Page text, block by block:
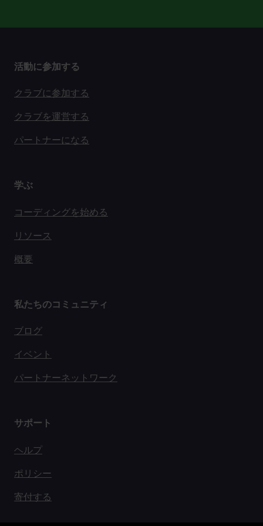
活動に参加する
クラブに参加する
クラブを運営する
パートナーになる
学ぶ
コーディングを始める
リソース
概要
私たちのコミュニティ
ブログ
イベント
パートナーネットワーク
サポート
ヘルプ
ポリシー
寄付する